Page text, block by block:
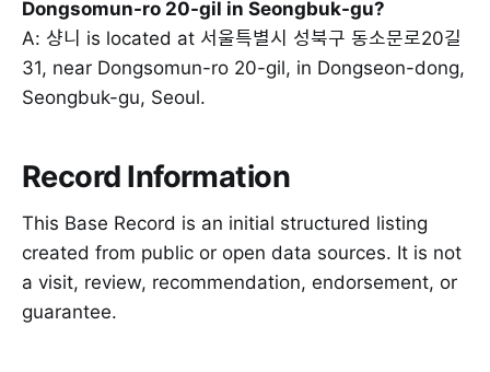
Dongsomun-ro 20-gil in Seongbuk-gu?
A: 샹니 is located at 서울특별시 성북구 동소문로20길
31, near Dongsomun-ro 20-gil, in Dongseon-dong,
Seongbuk-gu, Seoul.
Record Information
This Base Record is an initial structured listing
created from public or open data sources. It is not
a visit, review, recommendation, endorsement, or
guarantee.